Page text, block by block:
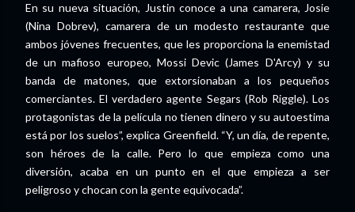
En su nueva situación, Justin conoce a una camarera, Josie
(Nina Dobrev), camarera de un modesto restaurante que
ambos jóvenes frecuentes, que les proporciona la enemistad
de un mafioso europeo, Mossi Devic (James D'Arcy) y su
banda de matones, que extorsionaban a los pequeños
comerciantes. El verdadero agente Segars (Rob Riggle). Los
protagonistas de la película no tienen dinero y su autoestima
está por los suelos”, explica Greenfield. “Y, un día, de repente,
son héroes de la calle. Pero lo que empieza como una
diversión, acaba en un punto en el que empieza a ser
peligroso y chocan con la gente equivocada”.